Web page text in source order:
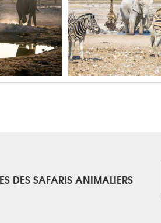
DES SAFARIS ANIMALIERS